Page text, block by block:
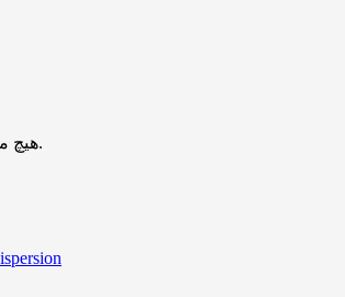
هیچ محصولی در سبد خرید نیست.